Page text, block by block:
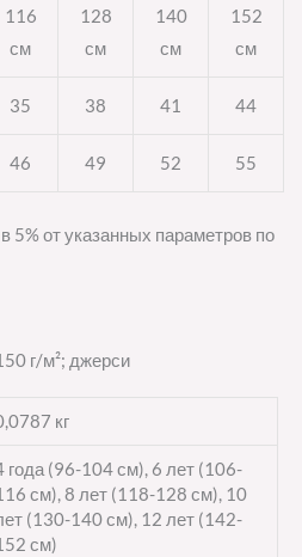
116
см
128
см
140
см
152
см
35 38 41 44
46 49 52 55
5% от указанных параметров по
г/м²; джерси
кг
года (96-104 см), 6 лет (106-
см), 8 лет (118-128 см), 10
(130-140 см), 12 лет (142-
см)